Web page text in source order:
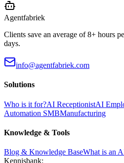
Agentfabriek
Clients save an average of 8+ hours
days.
info@agentfabriek.com
Solutions
Who is it for?AI ReceptionistAI
Automation SMBManufacturing
Knowledge & Tools
Blog & Knowledge BaseWhat is an
Kennisbank: